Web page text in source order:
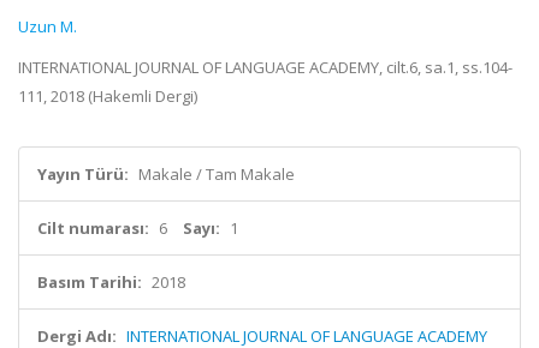
Uzun M.
INTERNATIONAL JOURNAL OF LANGUAGE ACADEMY, cilt.6, sa.1, ss.104-
111, 2018 (Hakemli Dergi)
Yayın Türü: Makale / Tam Makale
Cilt numarası: 6 Sayı: 1
Basım Tarihi: 2018
Dergi Adı: INTERNATIONAL JOURNAL OF LANGUAGE ACADEMY